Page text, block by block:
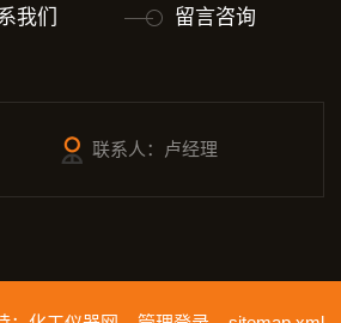
我们 留言咨询
联系人：卢经理